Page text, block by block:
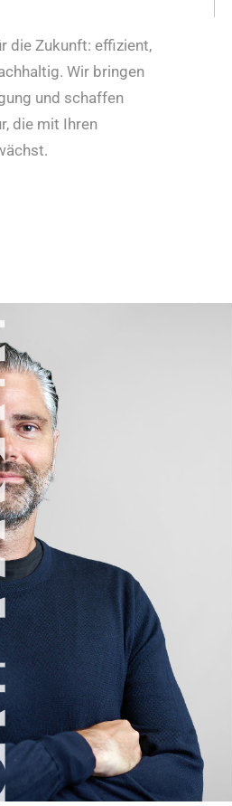
die Zukunft: effizient,
Wir bringen
und schaffen
die mit Ihren